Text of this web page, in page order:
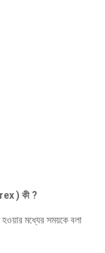
) কী ?
হওয়ার মধ্যের সময়কে বলা